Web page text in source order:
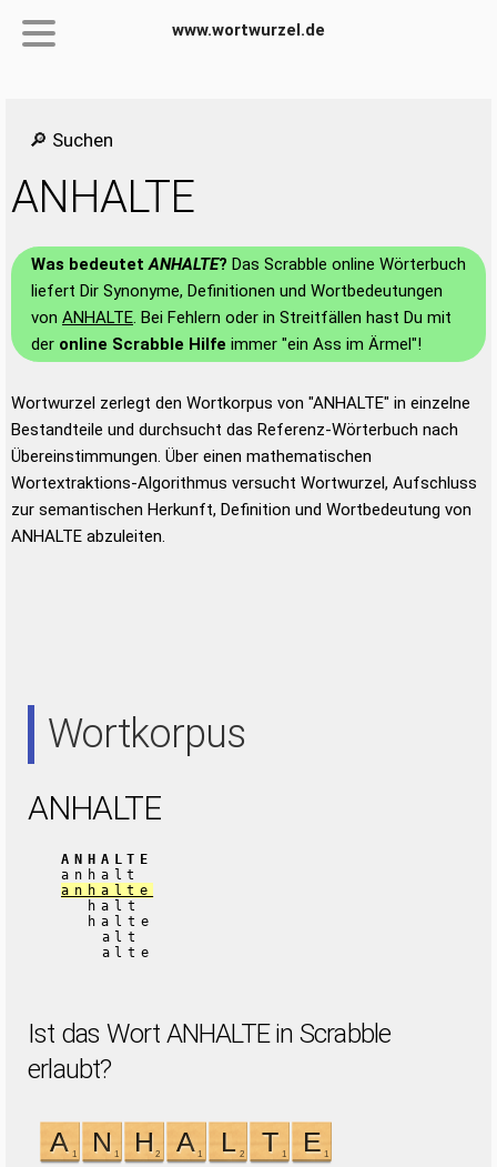
www.wortwurzel.de
🔎 Suchen
ANHALTE
Was bedeutetANHALTE? Das Scrabble online Wörterbuch
liefert Dir Synonyme, Definitionen und Wortbedeutungen
von ANHALTE. Bei Fehlern oder in Streitfällen hast Du mit
der online Scrabble Hilfe immer "ein Ass im Ärmel"!
Wortwurzel zerlegt den Wortkorpus von "ANHALTE" in einzelne
Bestandteile und durchsucht das Referenz-Wörterbuch nach
Übereinstimmungen. Über einen mathematischen
Wortextraktions-Algorithmus versucht Wortwurzel, Aufschluss
zur semantischen Herkunft, Definition und Wortbedeutung von
ANHALTE abzuleiten.
Wortkorpus
ANHALTE
ANHALTE
anhalt
anhalte
halt
halte
alt
alte
Ist das Wort ANHALTE in Scrabble
erlaubt?